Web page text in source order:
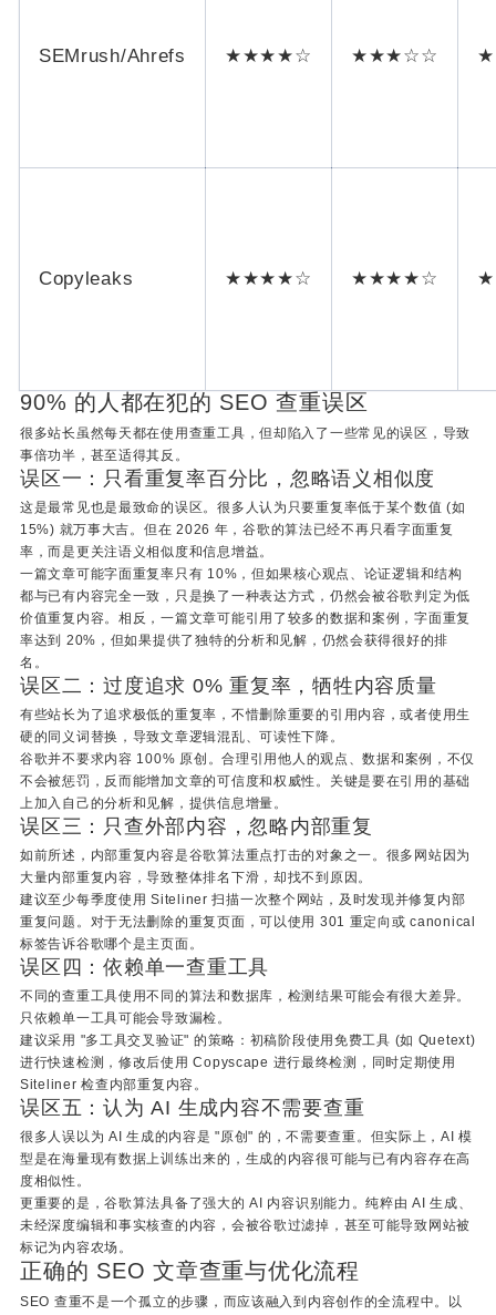
SEMrush/Ahrefs ★★★★☆ ★★★☆☆
Copyleaks ★★★★☆ ★★★★☆
90% 的人都在犯的 SEO 查重误区
很多站长虽然每天都在使用查重工具，但却陷入了一些常见的误区，导致
事倍功半，甚至适得其反。
误区一：只看重复率百分比，忽略语义相似度
这是最常见也是最致命的误区。很多人认为只要重复率低于某个数值 (如
15%) 就万事大吉。但在 2026 年，谷歌的算法已经不再只看字面重复
率，而是更关注语义相似度和信息增益。
一篇文章可能字面重复率只有 10%，但如果核心观点、论证逻辑和结构
都与已有内容完全一致，只是换了一种表达方式，仍然会被谷歌判定为低
价值重复内容。相反，一篇文章可能引用了较多的数据和案例，字面重复
率达到 20%，但如果提供了独特的分析和见解，仍然会获得很好的排
名。
误区二：过度追求 0% 重复率，牺牲内容质量
有些站长为了追求极低的重复率，不惜删除重要的引用内容，或者使用生
硬的同义词替换，导致文章逻辑混乱、可读性下降。
谷歌并不要求内容 100% 原创。合理引用他人的观点、数据和案例，不仅
不会被惩罚，反而能增加文章的可信度和权威性。关键是要在引用的基础
上加入自己的分析和见解，提供信息增量。
误区三：只查外部内容，忽略内部重复
如前所述，内部重复内容是谷歌算法重点打击的对象之一。很多网站因为
大量内部重复内容，导致整体排名下滑，却找不到原因。
建议至少每季度使用 Siteliner 扫描一次整个网站，及时发现并修复内部
重复问题。对于无法删除的重复页面，可以使用 301 重定向或 canonical
标签告诉谷歌哪个是主页面。
误区四：依赖单一查重工具
不同的查重工具使用不同的算法和数据库，检测结果可能会有很大差异。
只依赖单一工具可能会导致漏检。
建议采用 "多工具交叉验证" 的策略：初稿阶段使用免费工具 (如 Quetext)
进行快速检测，修改后使用 Copyscape 进行最终检测，同时定期使用
Siteliner 检查内部重复内容。
误区五：认为 AI 生成内容不需要查重
很多人误以为 AI 生成的内容是 "原创" 的，不需要查重。但实际上，AI 模
型是在海量现有数据上训练出来的，生成的内容很可能与已有内容存在高
度相似性。
更重要的是，谷歌算法具备了强大的 AI 内容识别能力。纯粹由 AI 生成、
未经深度编辑和事实核查的内容，会被谷歌过滤掉，甚至可能导致网站被
标记为内容农场。
正确的 SEO 文章查重与优化流程
SEO 查重不是一个孤立的步骤，而应该融入到内容创作的全流程中。以